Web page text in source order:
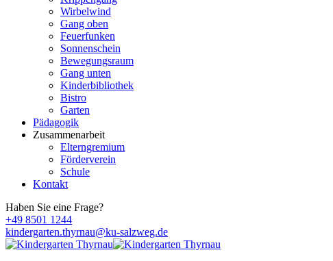
Wirbelwind
Gang oben
Feuerfunken
Sonnenschein
Bewegungsraum
Gang unten
Kinderbibliothek
Bistro
Garten
Pädagogik
Zusammenarbeit
Elterngremium
Förderverein
Schule
Kontakt
Haben Sie eine Frage?
+49 8501 1244
kindergarten.thyrnau@ku-salzweg.de